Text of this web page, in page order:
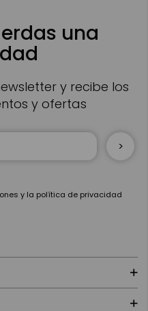
una
y recibe los
y ofertas
y la política de privacidad